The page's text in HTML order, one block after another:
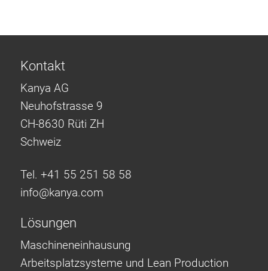
Kontakt
Kanya AG
Neuhofstrasse 9
CH-8630 Rüti ZH
Schweiz
Tel. +41 55 251 58 58
info@kanya.com
Lösungen
Maschineneinhausung
Arbeitsplatzsysteme und Lean Production